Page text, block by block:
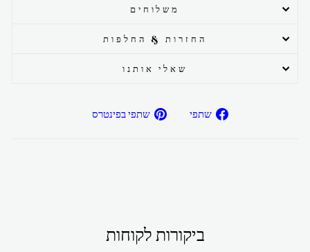
משלוחים
החזרות & החלפות
שאלי אותנו
שתפי
שתפ/י שתפי בפינטרס
ביקורות לקוחות